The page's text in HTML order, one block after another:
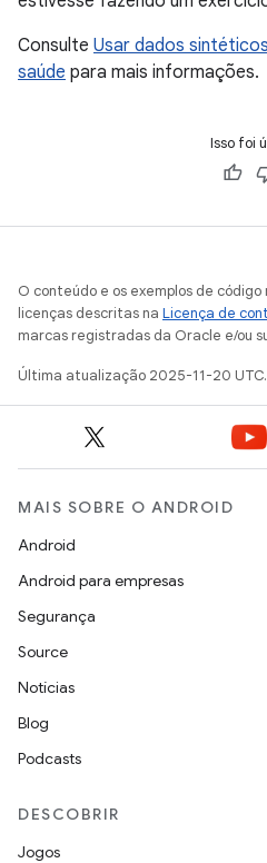
Consulte Usar dados
saúde para mais informações.
Isso foi
O conteúdo e os exemplos de
licenças descritas na Licença de
marcas registradas da Oracle e/ou
Última atualização 2025-11-20 UTC.
MAIS SOBRE O ANDROID
Android
Android para empresas
Segurança
Source
Notícias
Blog
Podcasts
DESCOBRIR
Jogos